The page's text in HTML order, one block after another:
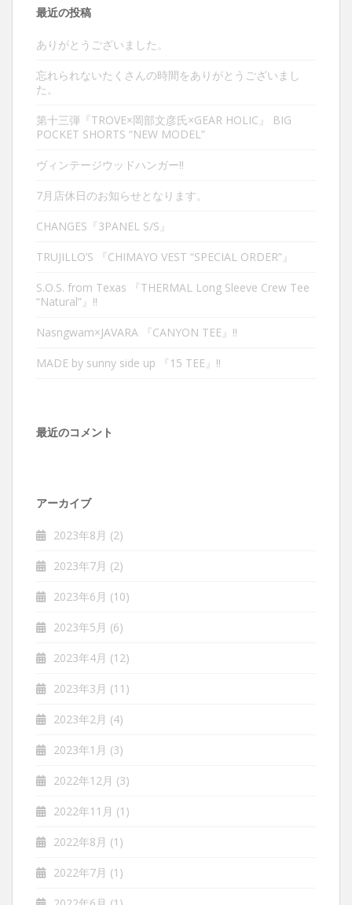
最近の投稿
ありがとうございました。
忘れられないたくさんの時間をありがとうございまし
た。
第十三弾『TROVE×岡部文彦氏×GEAR HOLIC』 BIG
POCKET SHORTS “NEW MODEL”
ヴィンテージウッドハンガー‼︎
7月店休日のお知らせとなります。
CHANGES『3PANEL S/S』
TRUJILLO’S 『CHIMAYO VEST “SPECIAL ORDER”』
S.O.S. from Texas 『THERMAL Long Sleeve Crew Tee
“Natural”』‼︎
Nasngwam×JAVARA 『CANYON TEE』‼︎
MADE by sunny side up 『15 TEE』‼︎
最近のコメント
アーカイブ
2023年8月 (2)
2023年7月 (2)
2023年6月 (10)
2023年5月 (6)
2023年4月 (12)
2023年3月 (11)
2023年2月 (4)
2023年1月 (3)
2022年12月 (3)
2022年11月 (1)
2022年8月 (1)
2022年7月 (1)